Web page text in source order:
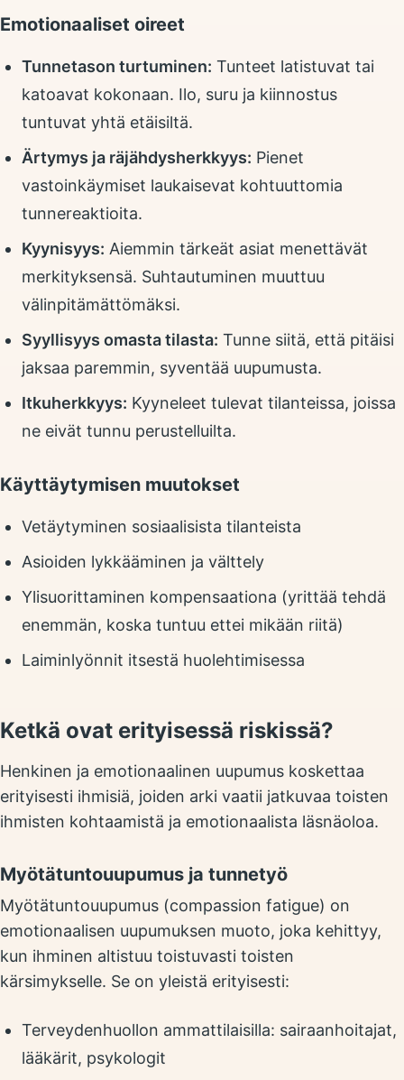
Emotionaaliset oireet
Tunnetason turtuminen: Tunteet latistuvat tai
katoavat kokonaan. Ilo, suru ja kiinnostus
tuntuvat yhtä etäisiltä.
Ärtymys ja räjähdysherkkyys: Pienet
vastoinkäymiset laukaisevat kohtuuttomia
tunnereaktioita.
Kyynisyys: Aiemmin tärkeät asiat menettävät
merkityksensä. Suhtautuminen muuttuu
välinpitämättömäksi.
Syyllisyys omasta tilasta: Tunne siitä, että pitäisi
jaksaa paremmin, syventää uupumusta.
Itkuherkkyys: Kyyneleet tulevat tilanteissa, joissa
ne eivät tunnu perustelluilta.
Käyttäytymisen muutokset
Vetäytyminen sosiaalisista tilanteista
Asioiden lykkääminen ja välttely
Ylisuorittaminen kompensaationa (yrittää tehdä
enemmän, koska tuntuu ettei mikään riitä)
Laiminlyönnit itsestä huolehtimisessa
Ketkä ovat erityisessä riskissä?
Henkinen ja emotionaalinen uupumus koskettaa
erityisesti ihmisiä, joiden arki vaatii jatkuvaa toisten
ihmisten kohtaamistä ja emotionaalista läsnäoloa.
Myötätuntouupumus ja tunnetyö
Myötätuntouupumus (compassion fatigue) on
emotionaalisen uupumuksen muoto, joka kehittyy,
kun ihminen altistuu toistuvasti toisten
kärsimykselle. Se on yleistä erityisesti:
Terveydenhuollon ammattilaisilla: sairaanhoitajat,
lääkärit, psykologit